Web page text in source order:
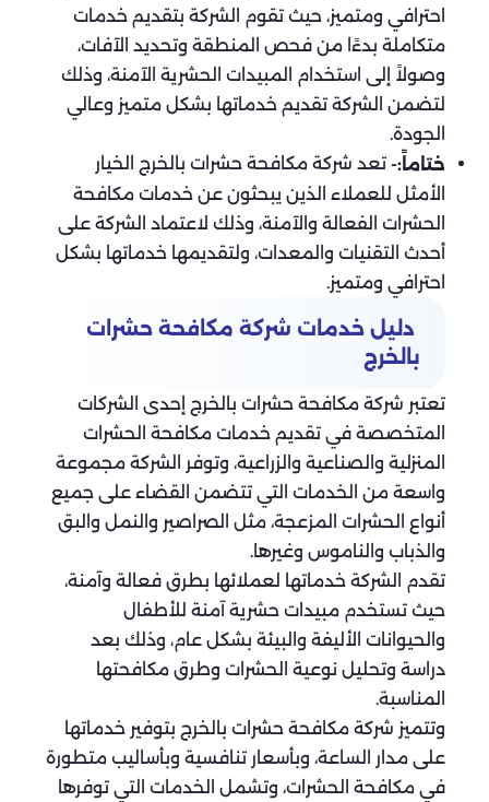
احترافي ومتميز، حيث تقوم الشركة بتقديم خدمات
متكاملة بدءًا من فحص المنطقة وتحديد الآفات،
وصولاً إلى استخدام المبيدات الحشرية الآمنة، وذلك
لتضمن الشركة تقديم خدماتها بشكل متميز وعالي
الجودة.
ختاماً:- تعد شركة مكافحة حشرات بالخرج الخيار
الأمثل للعملاء الذين يبحثون عن خدمات مكافحة
الحشرات الفعالة والآمنة، وذلك لاعتماد الشركة على
أحدث التقنيات والمعدات، ولتقديمها خدماتها بشكل
احترافي ومتميز.
دليل خدمات شركة مكافحة حشرات
بالخرج
تعتبر شركة مكافحة حشرات بالخرج إحدى الشركات
المتخصصة في تقديم خدمات مكافحة الحشرات
المنزلية والصناعية والزراعية، وتوفر الشركة مجموعة
واسعة من الخدمات التي تتضمن القضاء على جميع
أنواع الحشرات المزعجة، مثل الصراصير والنمل والبق
والذباب والناموس وغيرها.
تقدم الشركة خدماتها لعملائها بطرق فعالة وآمنة،
حيث تستخدم مبيدات حشرية آمنة للأطفال
والحيوانات الأليفة والبيئة بشكل عام، وذلك بعد
دراسة وتحليل نوعية الحشرات وطرق مكافحتها
المناسبة.
وتتميز شركة مكافحة حشرات بالخرج بتوفير خدماتها
على مدار الساعة، وبأسعار تنافسية وبأساليب متطورة
في مكافحة الحشرات، وتشمل الخدمات التي توفرها